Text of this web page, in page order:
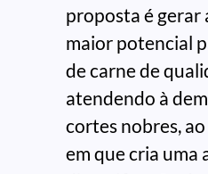
proposta é gerar
maior potencial
de carne de
atendendo à
cortes nobres,
em que cria uma